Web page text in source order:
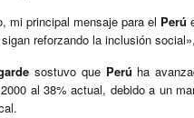
mi principal mensaje para el Perú
reforzando la inclusión
sostuvo que Perú ha
al 38% actual, debido a un